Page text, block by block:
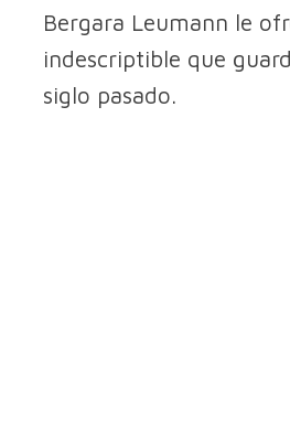
Bergara Leumann le
indescriptible que
siglo pasado.